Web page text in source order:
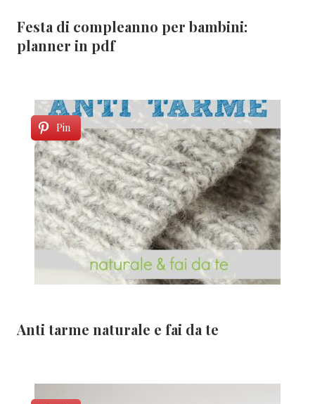
Festa di compleanno per bambini:
planner in pdf
Pin
Anti tarme naturale e fai da te